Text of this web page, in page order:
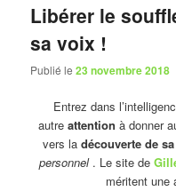
Libérer le
sa voix !
Publié le23 novembre 2018
Entrez dans
autre attention à donner
vers la découverte de
personnel . Le site de
méritent